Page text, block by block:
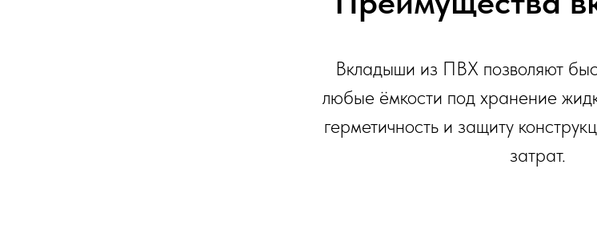
Вкладыши из ПВХ позволяют
любые ёмкости под хранение
герметичность и защиту
затрат.